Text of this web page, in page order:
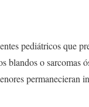
pediátricos que
blandos o sarcomas
permanecieran